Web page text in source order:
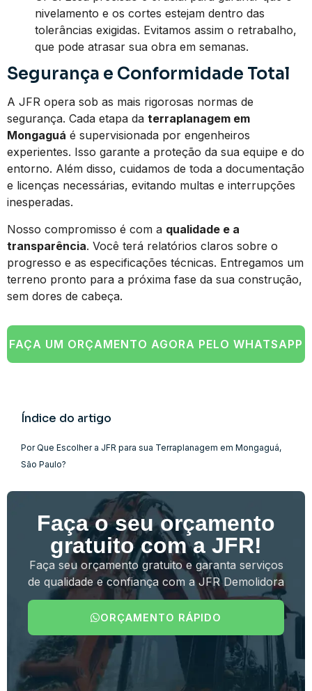
nivelamento e os cortes estejam dentro das
tolerâncias exigidas. Evitamos assim o retrabalho,
que pode atrasar sua obra em semanas.
Segurança e Conformidade Total
A JFR opera sob as mais rigorosas normas de
segurança. Cada etapa da terraplanagem em
Mongaguá é supervisionada por engenheiros
experientes. Isso garante a proteção da sua equipe e do
entorno. Além disso, cuidamos de toda a documentação
e licenças necessárias, evitando multas e interrupções
inesperadas.
Nosso compromisso é com a qualidade e a
transparência. Você terá relatórios claros sobre o
progresso e as especificações técnicas. Entregamos um
terreno pronto para a próxima fase da sua construção,
sem dores de cabeça.
FAÇA UM ORÇAMENTO AGORA PELO WHATSAPP
Índice do artigo
Por Que Escolher a JFR para sua Terraplanagem em Mongaguá,
São Paulo?
Faça o seu orçamento
gratuito com a JFR!
Faça seu orçamento gratuito e garanta serviços
de qualidade e confiança com a JFR Demolidora
ORÇAMENTO RÁPIDO